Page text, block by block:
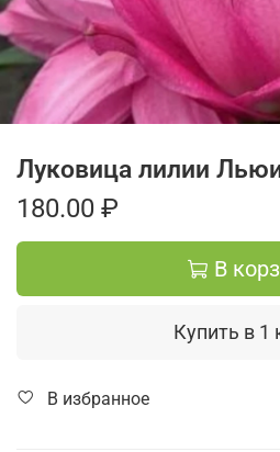
Луковица лилии
180.00 ₽
В
Купить в 1
В избранное